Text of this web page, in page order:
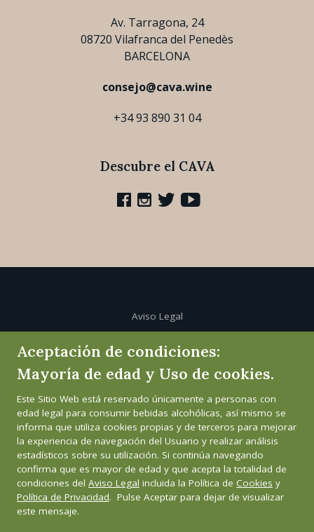
Av. Tarragona, 24
08720 Vilafranca del Penedès
BARCELONA
consejo@cava.wine
+34 93 890 31 04
Descubre el CAVA
Aviso Legal
Política de cookies
Política de privacidad
Canal de informante
Aceptación de condiciones:
Mayoría de edad y Uso de cookies.
Este Sitio Web está reservado únicamente a personas con
edad legal para consumir bebidas alcohólicas, así mismo se
informa que utiliza cookies propias y de terceros para mejorar
la experiencia de navegación del Usuario y realizar análisis
estadísticos sobre su utilización. Si continúa navegando
confirma que es mayor de edad y que acepta la totalidad de
condiciones del Aviso Legal incluida la Política de Cookies y
Política de Privacidad. Pulse Aceptar para dejar de visualizar
este mensaje.